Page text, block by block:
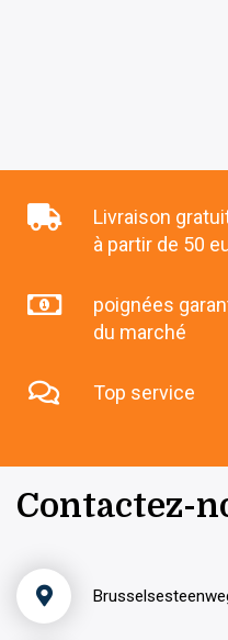
Livraison
à partir de 50
poignées
du marché
Top service
Contactez-